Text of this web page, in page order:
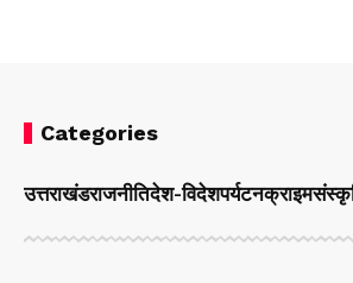
Categories
उत्तराखंडराजनीतिदेश-विदेशपर्यटनक्राइम